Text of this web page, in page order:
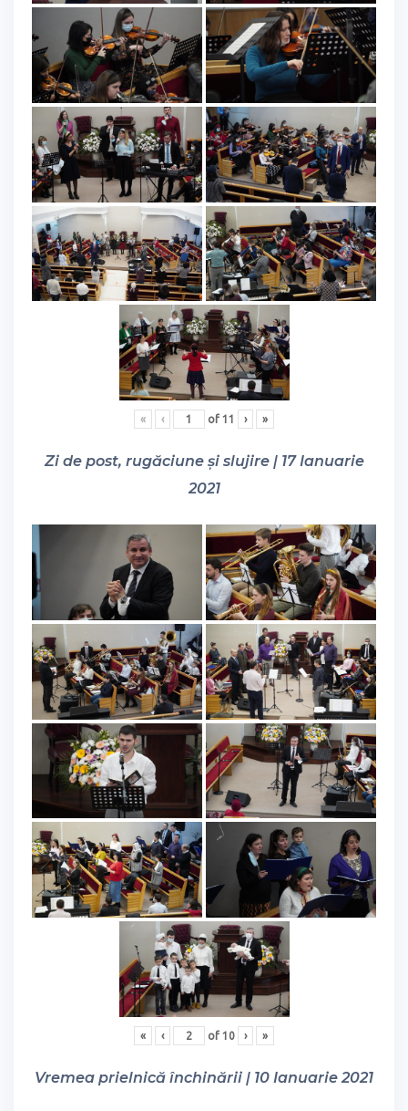
« ‹ of 11 › »
Zi de post, rugăciune și slujire | 17 Ianuarie
2021
« ‹ of 10 › »
Vremea prielnică închinării | 10 Ianuarie 2021